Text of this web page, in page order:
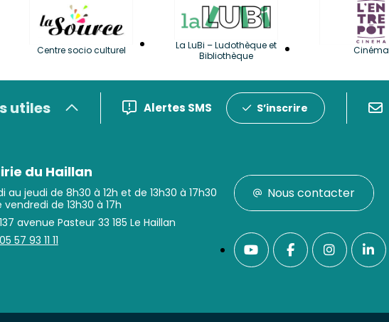
Centre socio culturel
La LuBi – Ludothèque et
Bibliothèque
Cinéma
utiles Alertes SMS S’inscrire
du Haillan
au jeudi de 8h30 à 12h et de 13h30 à 17h30
vendredi de 13h30 à 17h
137 avenue Pasteur 33 185 Le Haillan
05 57 93 11 11
Nous contacter